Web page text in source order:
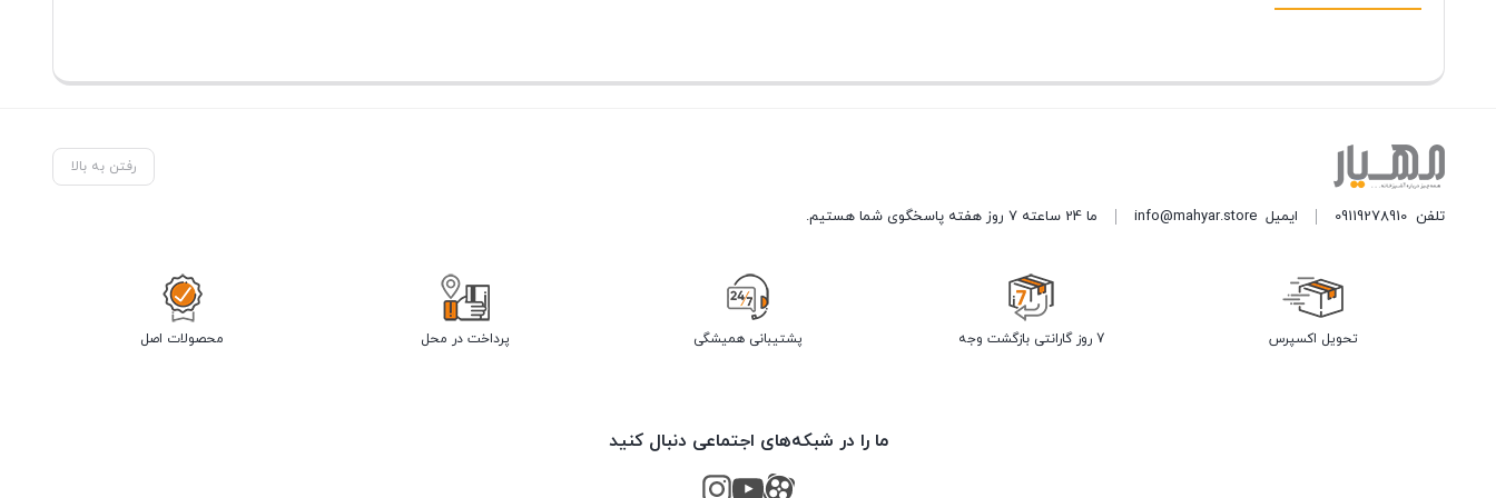
رفتن به بالا
تلفن09119278910 ایمیلinfo@mahyar.store ما 24 ساعته 7 روز هفته پاسخگوی شما هستیم.
تحویل اکسپرس 7 روز گارانتی بازگشت وجه پشتیبانی همیشگی پرداخت در محل محصولات اصل
ما را در شبکه‌های اجتماعی دنبال کنید